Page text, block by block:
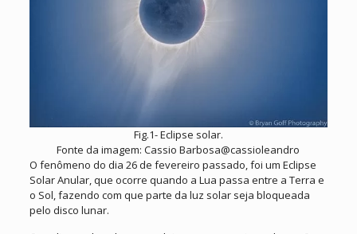
Fig.1- Eclipse solar.
Fonte da imagem: Cassio Barbosa@cassioleandro
O fenômeno do dia 26 de fevereiro passado, foi um Eclipse
Solar Anular, que ocorre quando a Lua passa entre a Terra e
o Sol, fazendo com que parte da luz solar seja bloqueada
pelo disco lunar.